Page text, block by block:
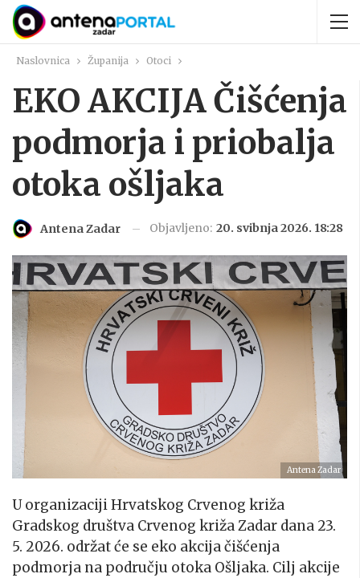
Naslovnica Županija Otoci
EKO AKCIJA Čišćenja
podmorja i priobalja
otoka ošljaka
Antena Zadar Objavljeno: 20. svibnja 2026. 18:28
Antena Zadar
U organizaciji Hrvatskog Crvenog križa
Gradskog društva Crvenog križa Zadar dana 23.
5. 2026. održat će se eko akcija čišćenja
podmorja na području otoka Ošljaka. Cilj akcije